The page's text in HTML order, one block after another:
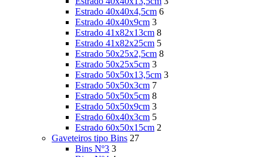
Estrado 40x40x4,5cm 6
Estrado 40x40x9cm 3
Estrado 41x82x13cm 8
Estrado 41x82x25cm 5
Estrado 50x25x2,5cm 8
Estrado 50x25x5cm 3
Estrado 50x50x13,5cm 3
Estrado 50x50x3cm 7
Estrado 50x50x5cm 8
Estrado 50x50x9cm 3
Estrado 60x40x3cm 5
Estrado 60x50x15cm 2
Gaveteiros tipo Bins 27
Bins Nº3 3